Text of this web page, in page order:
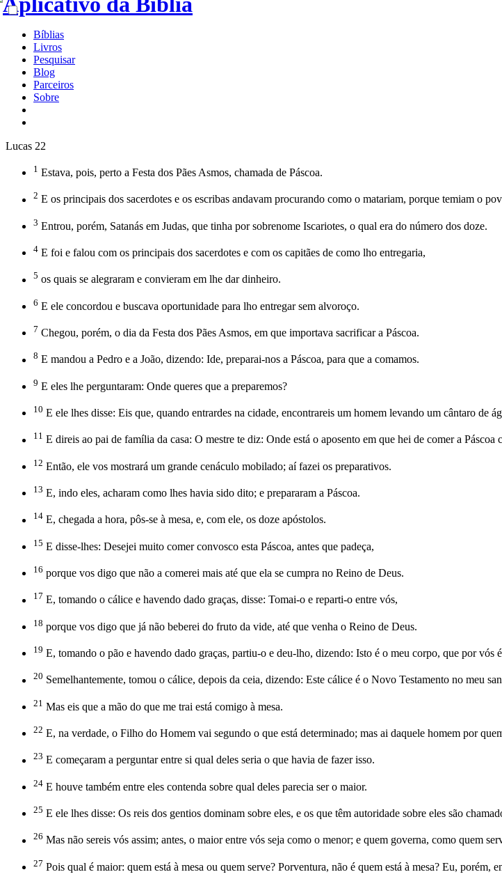
Bíblias
Livros
Pesquisar
Blog
Parceiros
Sobre
Lucas 22
1 Estava, pois, perto a Festa dos Pães Asmos, chamada de Páscoa.
2 E os principais dos sacerdotes e os escribas andavam procurando como o matariam, porque temiam o
3 Entrou, porém, Satanás em Judas, que tinha por sobrenome Iscariotes, o qual era do número dos doze.
4 E foi e falou com os principais dos sacerdotes e com os capitães de como lho entregaria,
5 os quais se alegraram e convieram em lhe dar dinheiro.
6 E ele concordou e buscava oportunidade para lho entregar sem alvoroço.
7 Chegou, porém, o dia da Festa dos Pães Asmos, em que importava sacrificar a Páscoa.
8 E mandou a Pedro e a João, dizendo: Ide, preparai-nos a Páscoa, para que a comamos.
9 E eles lhe perguntaram: Onde queres que a preparemos?
10 E ele lhes disse: Eis que, quando entrardes na cidade, encontrareis um homem levando um cântaro de
11 E direis ao pai de família da casa: O mestre te diz: Onde está o aposento em que hei de comer a Páscoa
12 Então, ele vos mostrará um grande cenáculo mobilado; aí fazei os preparativos.
13 E, indo eles, acharam como lhes havia sido dito; e prepararam a Páscoa.
14 E, chegada a hora, pôs-se à mesa, e, com ele, os doze apóstolos.
15 E disse-lhes: Desejei muito comer convosco esta Páscoa, antes que padeça,
16 porque vos digo que não a comerei mais até que ela se cumpra no Reino de Deus.
17 E, tomando o cálice e havendo dado graças, disse: Tomai-o e reparti-o entre vós,
18 porque vos digo que já não beberei do fruto da vide, até que venha o Reino de Deus.
19 E, tomando o pão e havendo dado graças, partiu-o e deu-lho, dizendo: Isto é o meu corpo, que por vós
20 Semelhantemente, tomou o cálice, depois da ceia, dizendo: Este cálice é o Novo Testamento no meu
21 Mas eis que a mão do que me trai está comigo à mesa.
22 E, na verdade, o Filho do Homem vai segundo o que está determinado; mas ai daquele homem por
23 E começaram a perguntar entre si qual deles seria o que havia de fazer isso.
24 E houve também entre eles contenda sobre qual deles parecia ser o maior.
25 E ele lhes disse: Os reis dos gentios dominam sobre eles, e os que têm autoridade sobre eles são
26 Mas não sereis vós assim; antes, o maior entre vós seja como o menor; e quem governa, como quem
27 Pois qual é maior: quem está à mesa ou quem serve? Porventura, não é quem está à mesa? Eu, porém,